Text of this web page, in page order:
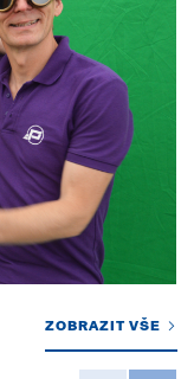
ZOBRAZIT VŠE